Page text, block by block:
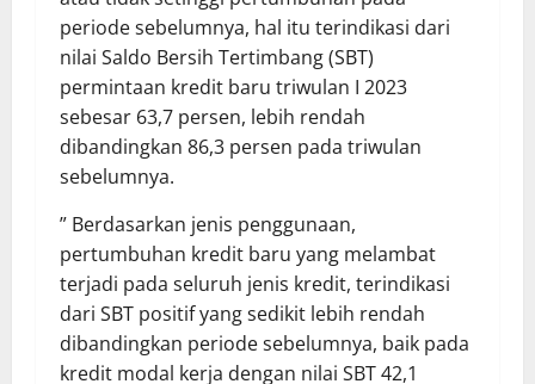
periode sebelumnya, hal itu terindikasi dari
nilai Saldo Bersih Tertimbang (SBT)
permintaan kredit baru triwulan I 2023
sebesar 63,7 persen, lebih rendah
dibandingkan 86,3 persen pada triwulan
sebelumnya.
” Berdasarkan jenis penggunaan,
pertumbuhan kredit baru yang melambat
terjadi pada seluruh jenis kredit, terindikasi
dari SBT positif yang sedikit lebih rendah
dibandingkan periode sebelumnya, baik pada
kredit modal kerja dengan nilai SBT 42,1